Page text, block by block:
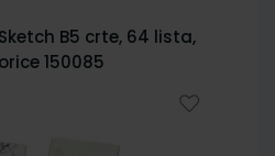
B5 crte, 64 lista,
150085